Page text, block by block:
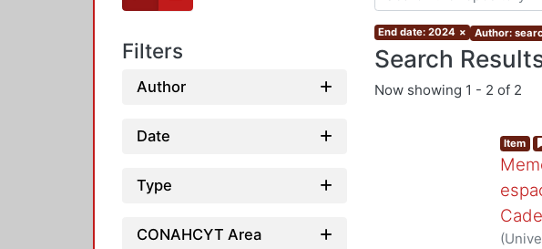
Filters
Author
Date
Type
CONAHCYT Area
End date: 2024 × Author:
Search
Now showing 1 - 2 of 2
Item
(